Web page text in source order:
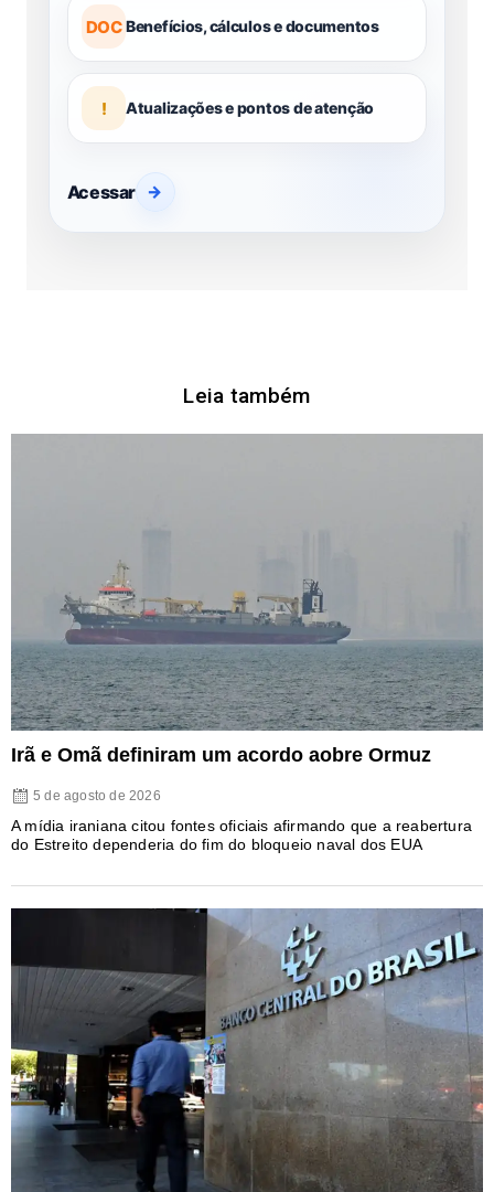
DOC Benefícios, cálculos e documentos
! Atualizações e pontos de atenção
Acessar →
Leia também
Irã e Omã definiram um acordo aobre Ormuz
5 de agosto de 2026
A mídia iraniana citou fontes oficiais afirmando que a reabertura
do Estreito dependeria do fim do bloqueio naval dos EUA